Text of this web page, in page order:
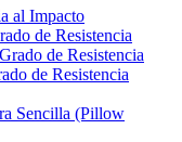
al Impacto
de Resistencia
de Resistencia
de Resistencia
Sencilla (Pillow